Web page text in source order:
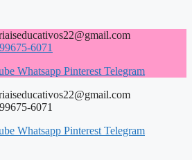
6071
Whatsapp Pinterest Telegram
6071
Whatsapp Pinterest Telegram